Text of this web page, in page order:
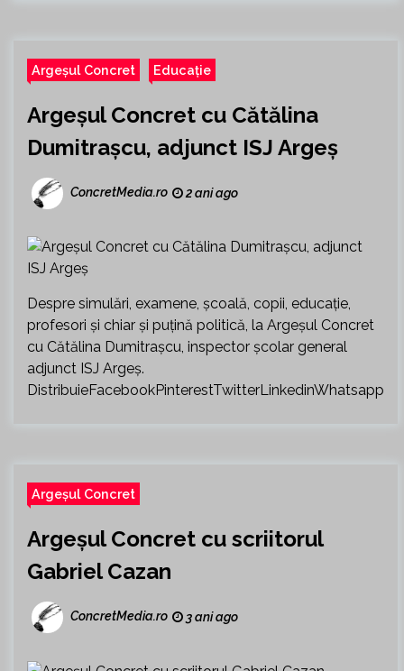
Argeșul Concret Educație
Argeșul Concret cu Cătălina
Dumitrașcu, adjunct ISJ Argeș
ConcretMedia.ro 2 ani ago
Despre simulări, examene, școală, copii, educație,
profesori și chiar și puțină politică, la Argeșul Concret
cu Cătălina Dumitrașcu, inspector școlar general
adjunct ISJ Argeș.
DistribuieFacebookPinterestTwitterLinkedinWhatsapp
Argeșul Concret
Argeșul Concret cu scriitorul
Gabriel Cazan
ConcretMedia.ro 3 ani ago